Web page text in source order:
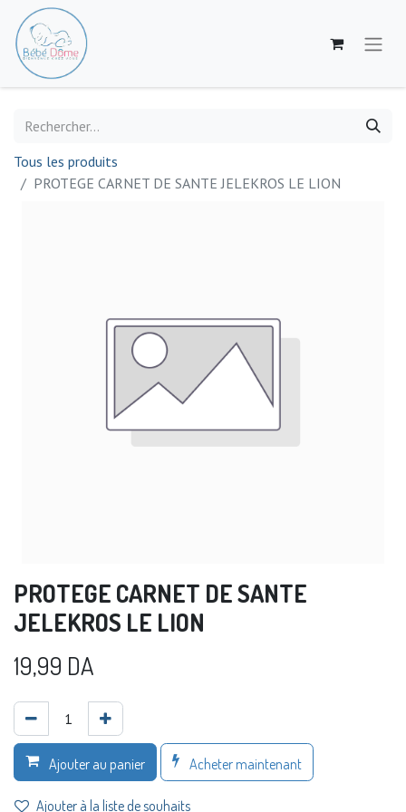
Tous les produits
PROTEGE CARNET DE SANTE JELEKROS LE LION
PROTEGE CARNET DE SANTE
JELEKROS LE LION
19,99 DA
Ajouter au panier Acheter maintenant
Ajouter à la liste de souhaits